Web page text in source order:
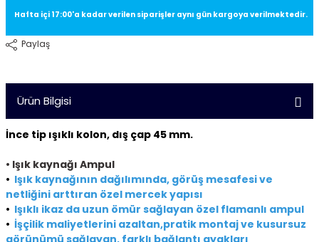
Hafta içi 17:00'a kadar verilen siparişler aynı gün kargoya verilmektedir.
Paylaş
Ürün Bilgisi
İnce tip ışıklı kolon, dış çap 45 mm.
• Işık kaynağı Ampul
• Işık kaynağının dağılımında, görüş mesafesi ve
netliğini arttıran özel mercek yapısı
• Işıklı ikaz da uzun ömür sağlayan özel flamanlı ampul
• İşçilik maliyetlerini azaltan,pratik montaj ve kusursuz
görünümü sağlayan, farklı bağlantı ayakları